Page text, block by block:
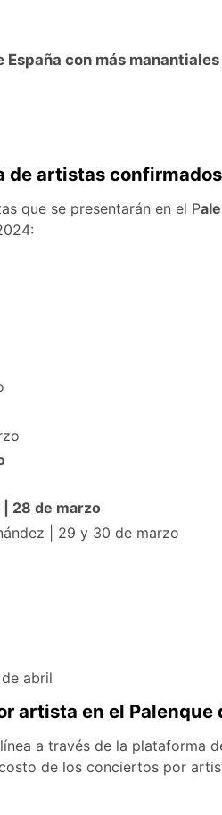
España con más
de artistas
que se presentarán en el P
| 28 de marzo
| 29 y 30 de marzo
abril
artista en el Palenque
a través de la plataforma
de los conciertos por